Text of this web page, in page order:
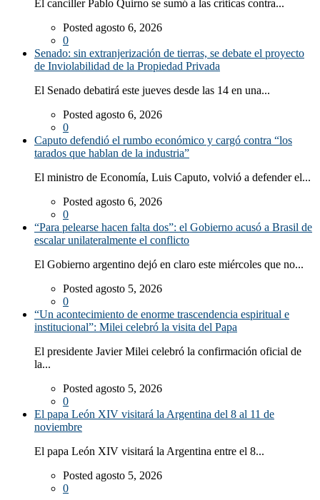
El canciller Pablo Quirno se sumó a las críticas contra...
Posted agosto 6, 2026
0
Senado: sin extranjerización de tierras, se debate el proyecto
de Inviolabilidad de la Propiedad Privada
El Senado debatirá este jueves desde las 14 en una...
Posted agosto 6, 2026
0
Caputo defendió el rumbo económico y cargó contra “los
tarados que hablan de la industria”
El ministro de Economía, Luis Caputo, volvió a defender el...
Posted agosto 6, 2026
0
“Para pelearse hacen falta dos”: el Gobierno acusó a Brasil de
escalar unilateralmente el conflicto
El Gobierno argentino dejó en claro este miércoles que no...
Posted agosto 5, 2026
0
“Un acontecimiento de enorme trascendencia espiritual e
institucional”: Milei celebró la visita del Papa
El presidente Javier Milei celebró la confirmación oficial de
la...
Posted agosto 5, 2026
0
El papa León XIV visitará la Argentina del 8 al 11 de
noviembre
El papa León XIV visitará la Argentina entre el 8...
Posted agosto 5, 2026
0